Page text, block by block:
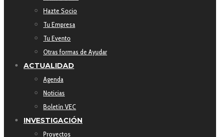
Hazte Socio
Tu Empresa
Tu Evento
Otras formas de Ayudar
ACTUALIDAD
Agenda
Noticias
Boletín VEC
INVESTIGACIÓN
Proyectos